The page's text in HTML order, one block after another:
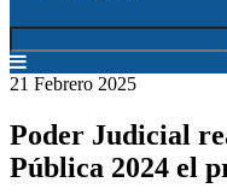
21 Febrero 2025
Poder Judicial
Pública 2024 el